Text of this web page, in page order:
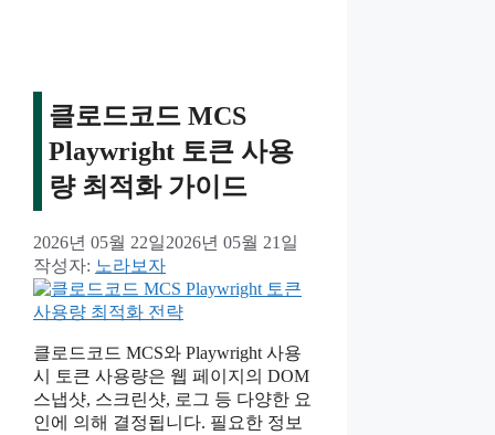
클로드코드 MCS
Playwright 토큰 사용
량 최적화 가이드
2026년 05월 22일2026년 05월 21일
작성자: 노라보자
클로드코드 MCS와 Playwright 사용
시 토큰 사용량은 웹 페이지의 DOM
스냅샷, 스크린샷, 로그 등 다양한 요
인에 의해 결정됩니다. 필요한 정보